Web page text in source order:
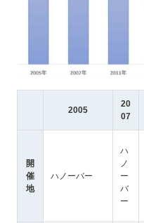
2005
20
07
開
催
地
ハノーバー
ハ
ノ
ー
バ
ー